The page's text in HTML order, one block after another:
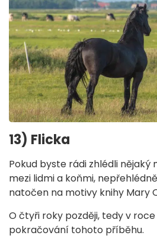
13) Flicka
Pokud byste rádi zhlédli
mezi lidmi a koňmi,
natočen na motivy knihy Mary
O čtyři roky později, tedy v roce
pokračování tohoto příběhu.